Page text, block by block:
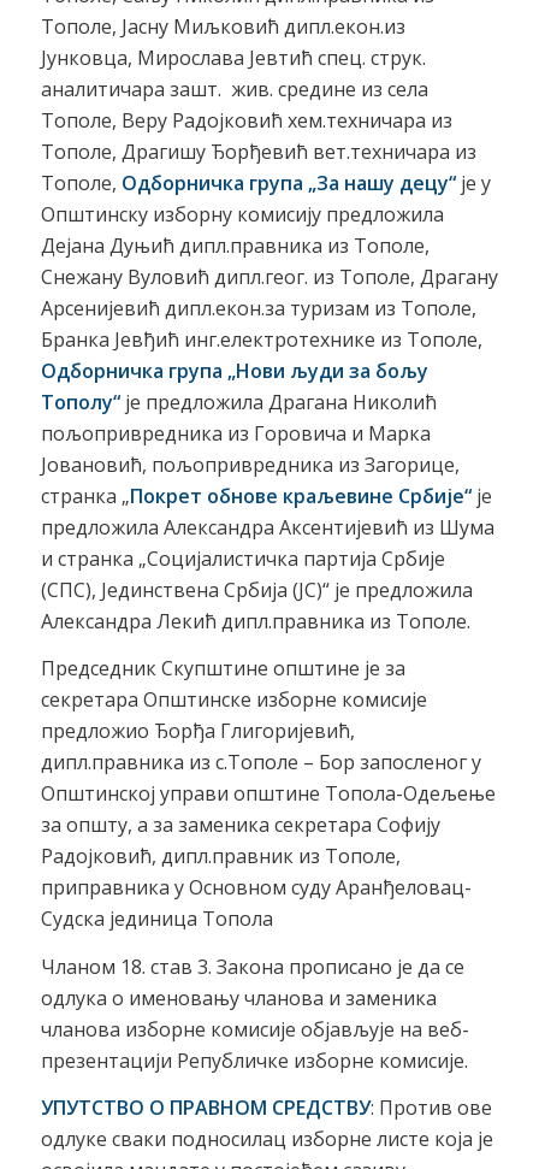
Тополе, Јасну Миљковић дипл.екон.из
Јунковца, Мирослава Јевтић спец. струк.
аналитичара зашт. жив. средине из села
Тополе, Веру Радојковић хем.техничара из
Тополе, Драгишу Ђорђевић вет.техничара из
Тополе, Одборничка група „За нашу децу“је у
Општинску изборну комисију предложила
Дејана Дуњић дипл.правника из Тополе,
Снежану Вуловић дипл.геог. из Тополе, Драгану
Арсенијевић дипл.екон.за туризам из Тополе,
Бранка Јевђић инг.електротехнике из Тополе,
Одборничка група „Нови људи за бољу
Тополу“је предложила Драгана Николић
пољопривредника из Горовича и Марка
Јовановић, пољопривредника из Загорице,
странка „Покрет обнове краљевине Србије“ је
предложила Александра Аксентијевић из Шума
и странка „Социјалистичка партија Србије
(СПС), Јединствена Србија (ЈС)“ је предложила
Александра Лекић дипл.правника из Тополе.
Председник Скупштине општине је за
секретара Општинске изборне комисије
предложио Ђорђа Глигоријевић,
дипл.правника из с.Тополе – Бор запосленог у
Општинској управи општине Топола-Одељење
за општу, а за заменика секретара Софију
Радојковић, дипл.правник из Тополе,
приправника у Основном суду Аранђеловац-
Судска јединица Топола
Чланом 18. став 3. Закона прописано је да се
одлука о именовању чланова и заменика
чланова изборне комисије објављује на веб-
презентацији Републичке изборне комисије.
УПУТСТВО О ПРАВНОМ СРЕДСТВУ: Против ове
одлуке сваки подносилац изборне листе која је